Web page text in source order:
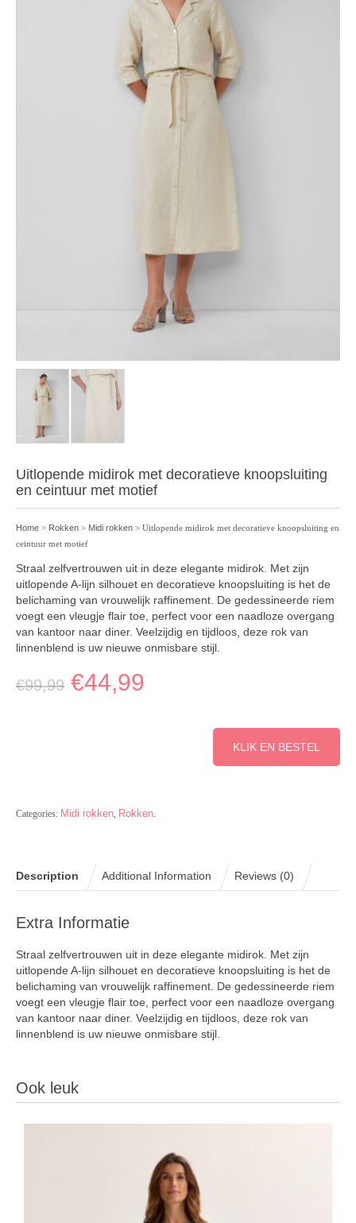
Uitlopende midirok met decoratieve knoopsluiting
en ceintuur met motief
Home > Rokken > Midi rokken > Uitlopende midirok met decoratieve knoopsluiting en
ceintuur met motief
Straal zelfvertrouwen uit in deze elegante midirok. Met zijn
uitlopende A-lijn silhouet en decoratieve knoopsluiting is het de
belichaming van vrouwelijk raffinement. De gedessineerde riem
voegt een vleugje flair toe, perfect voor een naadloze overgang
van kantoor naar diner. Veelzijdig en tijdloos, deze rok van
linnenblend is uw nieuwe onmisbare stijl.
€99,99 €44,99
KLIK EN BESTEL
Categories: Midi rokken, Rokken.
Description Additional Information Reviews (0)
Extra Informatie
Straal zelfvertrouwen uit in deze elegante midirok. Met zijn
uitlopende A-lijn silhouet en decoratieve knoopsluiting is het de
belichaming van vrouwelijk raffinement. De gedessineerde riem
voegt een vleugje flair toe, perfect voor een naadloze overgang
van kantoor naar diner. Veelzijdig en tijdloos, deze rok van
linnenblend is uw nieuwe onmisbare stijl.
Ook leuk